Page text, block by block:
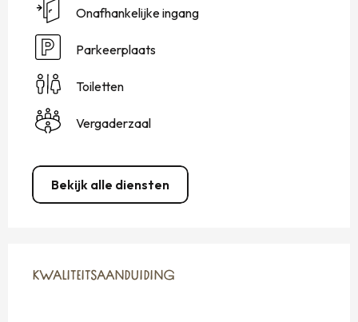
Onafhankelijke ingang
Parkeerplaats
Toiletten
Vergaderzaal
Bekijk alle diensten
KWALITEITSAANDUIDING
KWALITEITSAANDUIDING